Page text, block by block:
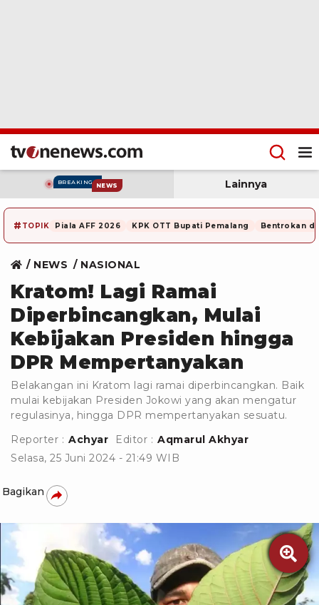
BREAKING NEWS Lainnya
# TOPIK Piala AFF 2026 KPK OTT Bupati Pemalang Bentrokan di
NEWS NASIONAL
Kratom! Lagi Ramai
Diperbincangkan, Mulai
Kebijakan Presiden hingga
DPR Mempertanyakan
Belakangan ini Kratom lagi ramai diperbincangkan. Baik
mulai kebijakan Presiden Jokowi yang akan mengatur
regulasinya, hingga DPR mempertanyakan sesuatu.
Reporter : Achyar Editor : Aqmarul Akhyar
Selasa, 25 Juni 2024 - 21:49 WIB
Bagikan
